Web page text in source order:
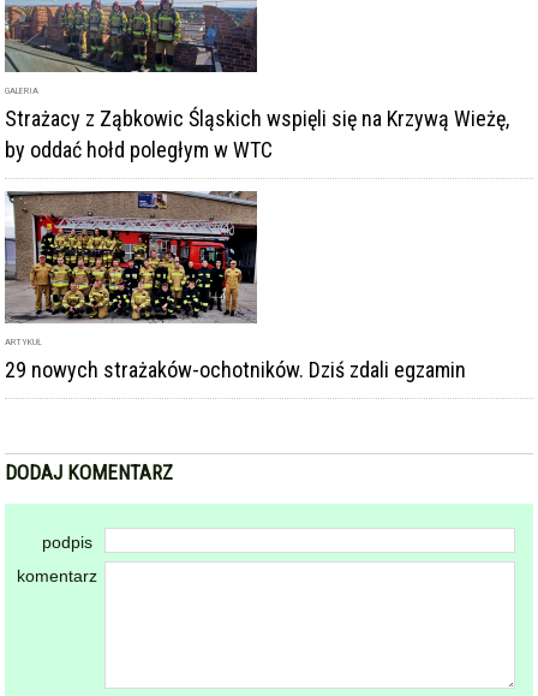
GALERIA
Strażacy z Ząbkowic Śląskich wspięli się na Krzywą Wieżę,
by oddać hołd poległym w WTC
ARTYKUŁ
29 nowych strażaków-ochotników. Dziś zdali egzamin
DODAJ KOMENTARZ
podpis
komentarz